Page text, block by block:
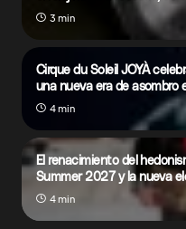
3 min
Cirque du Soleil JOYÀ
una nueva era de asombro
4 min
El renacimiento del
Summer 2027 y la nueva
4 min